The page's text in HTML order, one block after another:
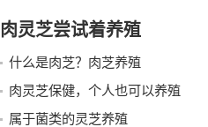
肉灵芝尝试着养殖
什么是肉芝？肉芝养殖
肉灵芝保健，个人也可以养殖
属于菌类的灵芝养殖